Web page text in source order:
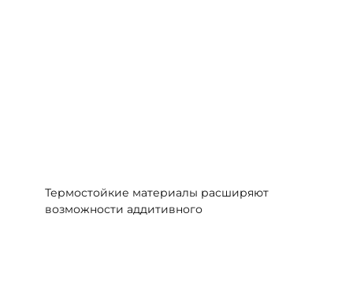
Термостойкие материалы расширяют
возможности аддитивного